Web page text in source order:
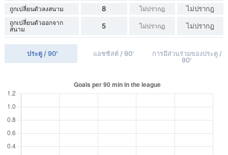
ถูกเปลี่ยนตัวลงสนาม 8 ไม่ปรากฎ ไม่ปรากฎ
ถูกเปลี่ยนตัวออกจาก
สนาม
5 ไม่ปรากฎ ไม่ปรากฎ
ประตู / 90' แอซซิสต์ / 90'
การมีส่วนร่วมของประตู /
90'